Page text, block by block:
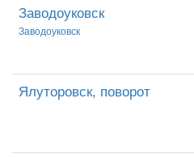
Заводоуковск
Заводоуковск
Ялуторовск, поворот